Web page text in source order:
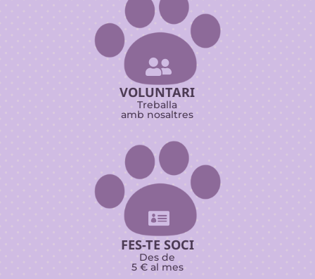

VOLUNTARI
Treballa
amb nosaltres

FES-TE SOCI
Des de
5 € al mes